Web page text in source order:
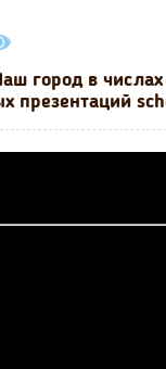
город в
презентаций